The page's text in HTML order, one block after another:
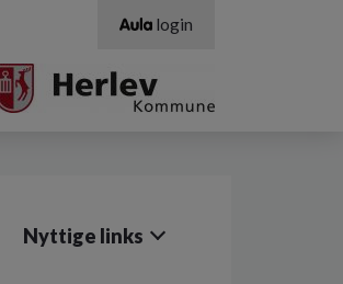
login
Nyttige links